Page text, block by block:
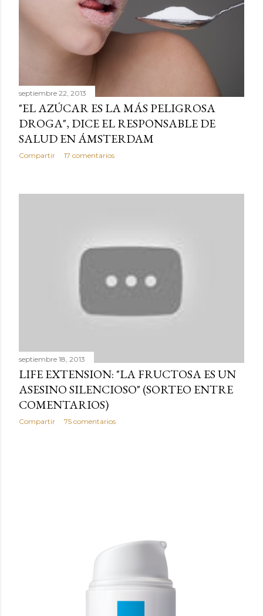
septiembre 22, 2013
"EL AZÚCAR ES LA MÁS PELIGROSA
DROGA", DICE EL RESPONSABLE DE
SALUD EN ÁMSTERDAM
Compartir 17 comentarios
septiembre 18, 2013
LIFE EXTENSION: "LA FRUCTOSA ES UN
ASESINO SILENCIOSO" (SORTEO ENTRE
COMENTARIOS)
Compartir 75 comentarios